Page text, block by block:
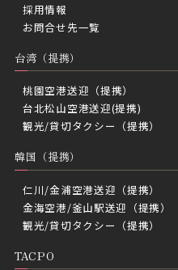
採用情報
お問合せ先一覧
台湾（提携）
桃園空港送迎（提携）
台北松山空港送迎(提携)
観光/貸切タクシー（提携）
韓国（提携）
仁川/金浦空港送迎（提携）
金海空港/釜山駅送迎（提携）
観光/貸切タクシー（提携）
TACPO